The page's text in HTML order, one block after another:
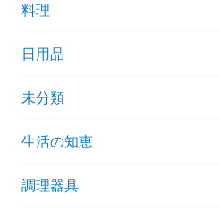
料理
日用品
未分類
生活の知恵
調理器具